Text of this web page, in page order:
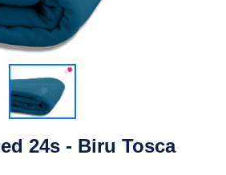
24s - Biru Tosca